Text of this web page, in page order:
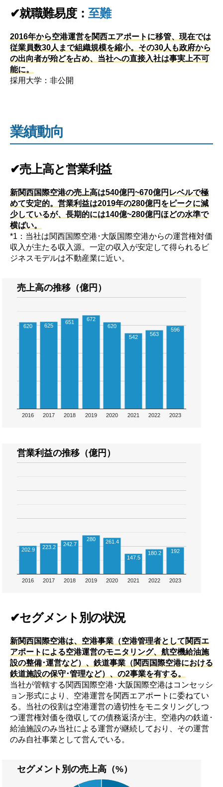
✔就職難易度： 至難
2016年から空港運営を関西エアポートに移管、現在では
従業員数30人まで組織規模を縮小。その30人も政府から
の出向者が殆どを占め、当社への直接入社は事実上不可
能に。
採用大学：非公開
業績動向
✔売上高と営業利益
新関西国際空港の売上高は540億円~670億円レベルで極
めて安定的。営業利益は2019年の280億円をピークに減
少しているが、長期的には140億~280億円ほどの水準で
横ばい。
*1：当社は関西国際空港･大阪国際空港からの運営権対価
収入が主たる収入源。一定の収入が安定して得られるビ
ジネスモデルは不動産業に近い。
売上高の推移（億円）
2016 2017 2018 2019 2020 2021 2022 2023
620 625
651
672
620
542
563
596
営業利益の推移（億円）
2016 2017 2018 2019 2020 2021 2022 2023
202.9 223.2 242.7
280 261.4
147.5
180.2 192
✔セグメント別の状況
新関西国際空港は、空港事業（空港管理者として関西エ
アポートによる空港運営のモニタリング、航空機給油施
設の整備･運営など）、鉄道事業（関西国際空港における
鉄道施設の保守･管理など）、の2事業を有する。
当社が管轄する関西国際空港･大阪国際空港はコンセッシ
ョン形式により、空港運営を関西エアポートに委ねてい
る。当社の役割は空港運営の適切性をモニタリングしつ
つ運営権対価を徴収しての債務返済が主。空港内の鉄道･
給油施設のみ当社による運営が継続しており、その運営
のみ自社事業として営んでいる。
セグメント別の売上高（%）